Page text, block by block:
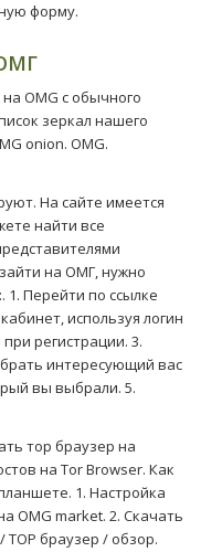
форму.
OMG с обычного
зеркал нашего
onion. OMG.
На сайте имеется
найти все
на ОМГ, нужно
Перейти по ссылке
используя логин
регистрации. 3.
интересующий вас
вы выбрали. 5.
тор браузер на
на Tor Browser. Как
1. Настройка
OMG market. 2. Скачать
ТОР браузер / обзор.